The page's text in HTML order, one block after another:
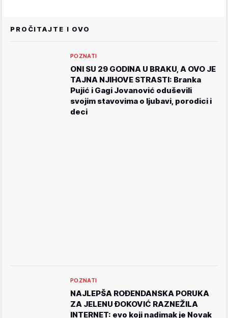
PROČITAJTE I OVO
POZNATI
ONI SU 29 GODINA U BRAKU, A OVO JE
TAJNA NJIHOVE STRASTI: Branka
Pujić i Gagi Jovanović oduševili
svojim stavovima o ljubavi, porodici i
deci
POZNATI
NAJLEPŠA ROĐENDANSKA PORUKA
ZA JELENU ĐOKOVIĆ RAZNEŽILA
INTERNET: evo koji nadimak je Novak